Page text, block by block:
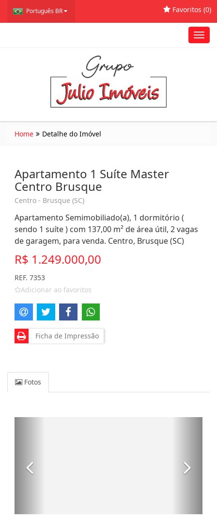
Português BR Favoritos (0)
Home Detalhe do Imóvel
Apartamento 1 Suíte Master
Centro Brusque
Centro - Brusque (SC)
Apartamento Semimobiliado(a), 1 dormitório (
sendo 1 suíte ) com 137,00 m² de área útil, 2 vagas
de garagem, para venda. Centro, Brusque (SC)
R$ 1.249.000,00
REF. 7353
Adicionar ao favoritos
Ficha de Impressão
Fotos